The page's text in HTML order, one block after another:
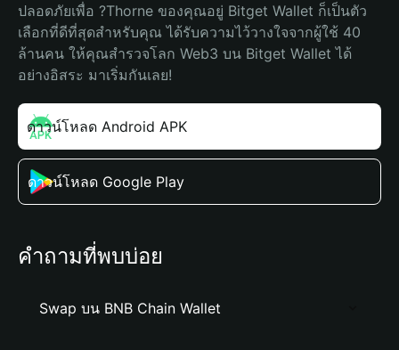
ปลอดภัยเพื่อ ?Thorne ของคุณอยู่ Bitget Wallet ก็เป็นตัว
เลือกที่ดีที่สุดสำหรับคุณ ได้รับความไว้วางใจจากผู้ใช้ 40
ล้านคน ให้คุณสำรวจโลก Web3 บน Bitget Wallet ได้
อย่างอิสระ มาเริ่มกันเลย!
ดาวน์โหลด Android APK
ดาวน์โหลด Google Play
คำถามที่พบบ่อย
Swap บน BNB Chain Wallet